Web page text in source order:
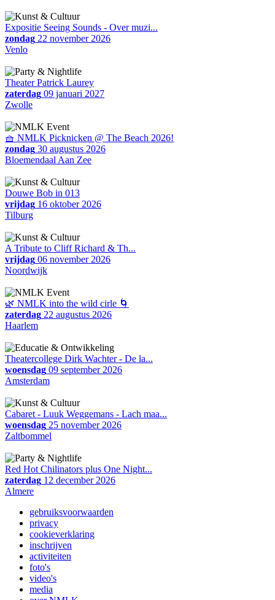
Expositie Seeing Sounds - Over muzi...
zondag 22 november 2026
Venlo
Theater Patrick Laurey
zaterdag 09 januari 2027
Zwolle
🧺 NMLK Picknicken @ The Beach 2026!
zondag 30 augustus 2026
Bloemendaal Aan Zee
Douwe Bob in 013
vrijdag 16 oktober 2026
Tilburg
A Tribute to Cliff Richard & Th...
vrijdag 06 november 2026
Noordwijk
🌿 NMLK into the wild cirle 🌀
zaterdag 22 augustus 2026
Haarlem
Theatercollege Dirk Wachter - De la...
woensdag 09 september 2026
Amsterdam
Cabaret - Luuk Weggemans - Lach maa...
woensdag 25 november 2026
Zaltbommel
Red Hot Chilinators plus One Night...
zaterdag 12 december 2026
Almere
gebruiksvoorwaarden
privacy
cookieverklaring
inschrijven
activiteiten
foto's
video's
media